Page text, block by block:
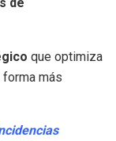
que optimiza
más